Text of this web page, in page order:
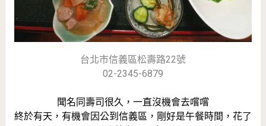
台北市信義區松壽路22號
02-2345-6879
聞名同壽司很久，一直沒機會去嚐嚐
終於有天，有機會因公到信義區，剛好是午餐時間，花了